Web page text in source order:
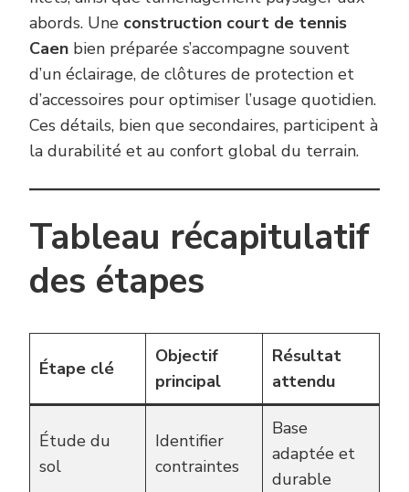
abords. Une construction court de tennis
Caen bien préparée s’accompagne souvent
d’un éclairage, de clôtures de protection et
d’accessoires pour optimiser l’usage quotidien.
Ces détails, bien que secondaires, participent à
la durabilité et au confort global du terrain.
Tableau récapitulatif
des étapes
Étape clé
Objectif
principal
Résultat
attendu
Étude du
sol
Identifier
contraintes
Base
adaptée et
durable